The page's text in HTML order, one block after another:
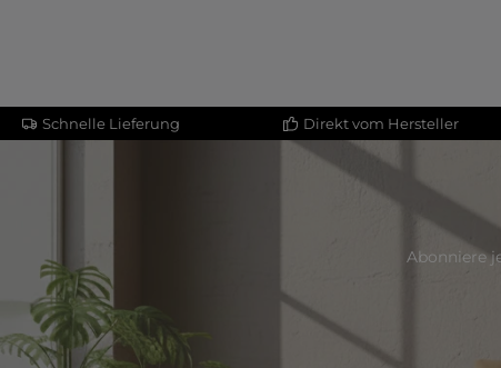
Schnelle Lieferung Direkt vom Hersteller
Abonniere